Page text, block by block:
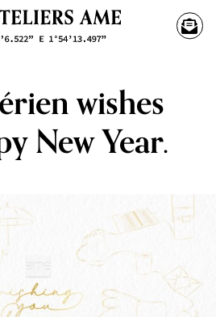
wishes
New Year.